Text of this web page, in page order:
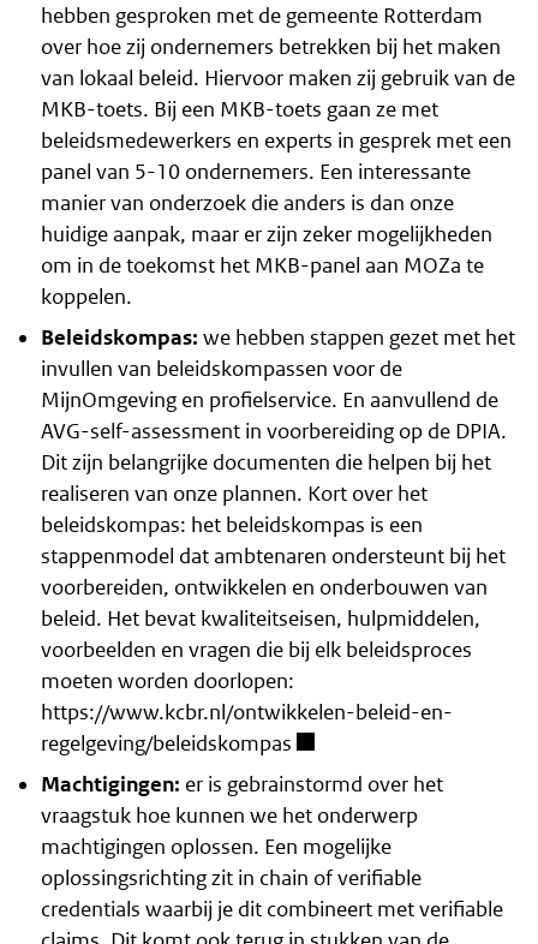
hebben gesproken met de gemeente Rotterdam
over hoe zij ondernemers betrekken bij het maken
van lokaal beleid. Hiervoor maken zij gebruik van de
MKB-toets. Bij een MKB-toets gaan ze met
beleidsmedewerkers en experts in gesprek met een
panel van 5-10 ondernemers. Een interessante
manier van onderzoek die anders is dan onze
huidige aanpak, maar er zijn zeker mogelijkheden
om in de toekomst het MKB-panel aan MOZa te
koppelen.
Beleidskompas: we hebben stappen gezet met het
invullen van beleidskompassen voor de
MijnOmgeving en profielservice. En aanvullend de
AVG-self-assessment in voorbereiding op de DPIA.
Dit zijn belangrijke documenten die helpen bij het
realiseren van onze plannen. Kort over het
beleidskompas: het beleidskompas is een
stappenmodel dat ambtenaren ondersteunt bij het
voorbereiden, ontwikkelen en onderbouwen van
beleid. Het bevat kwaliteitseisen, hulpmiddelen,
voorbeelden en vragen die bij elk beleidsproces
moeten worden doorlopen:
https://www.kcbr.nl/ontwikkelen-beleid-en-
regelgeving/beleidskompas
Machtigingen: er is gebrainstormd over het
vraagstuk hoe kunnen we het onderwerp
machtigingen oplossen. Een mogelijke
oplossingsrichting zit in chain of verifiable
credentials waarbij je dit combineert met verifiable